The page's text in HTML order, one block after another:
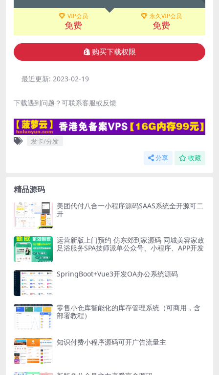
VIP会员
免费
永久VIP会员
免费
购买下载权限
最近更新: 2023-02-19
下载遇到问题？可联系客服或反馈
发卡/分发
分享 收藏
精品源码
美团代付八合一小程序源码SAAS系统全开源可二
开
运营新版上门预约 仿东郊到家源码 同城美容家政
足浴服务SPA技师派单公众号、小程序、APP开发
SpringBoot+Vue3开发OA办公系统源码
零售小仓库智能化的库存管理系统（可商用，含
部署教程）
知识付费小程序源码可开广告流量主